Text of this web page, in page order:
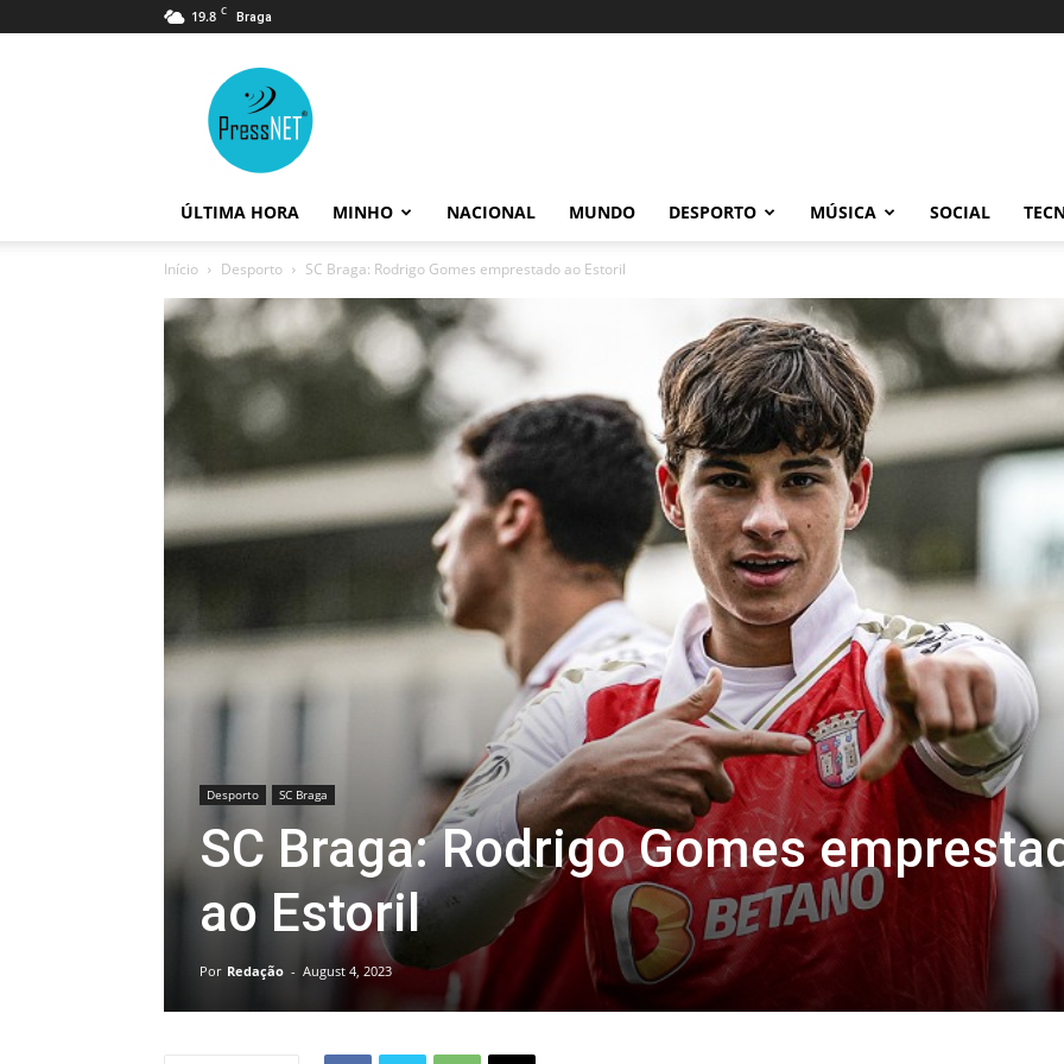
19.8 C Braga
ÚLTIMA HORA MINHO NACIONAL MUNDO DESPORTO MÚSICA SOCIAL
Início Desporto SC Braga: Rodrigo Gomes emprestado ao Estoril
Desporto SC Braga
SC Braga: Rodrigo Gomes
ao Estoril
Por Redação - August 4, 2023